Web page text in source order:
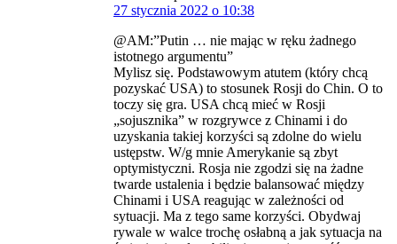
27 stycznia 2022 o 10:38
@AM:”Putin … nie mając w ręku żadnego
istotnego argumentu”
Mylisz się. Podstawowym atutem (który chcą
pozyskać USA) to stosunek Rosji do Chin. O to
toczy się gra. USA chcą mieć w Rosji
„sojusznika” w rozgrywce z Chinami i do
uzyskania takiej korzyści są zdolne do wielu
ustępstw. W/g mnie Amerykanie są zbyt
optymistyczni. Rosja nie zgodzi się na żadne
twarde ustalenia i będzie balansować między
Chinami i USA reagując w zależności od
sytuacji. Ma z tego same korzyści. Obydwaj
rywale w walce trochę osłabną a jak sytuacja na